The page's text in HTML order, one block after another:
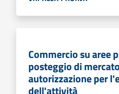
Commercio su aree
posteggio di
autorizzazione per
dell'attività